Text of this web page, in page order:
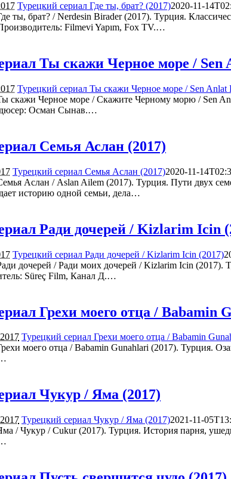
Турецкий сериал Где ты, брат? (2017)2020-11-
ты, брат? / Nerdesin Birader (2017). Турция.
Filmevi Yapım, Fox TV.…
Ты скажи Черное море / Sen
Турецкий сериал Ты скажи Черное море / Sen Anlat
скажи Черное море / Скажите Черному морю / Sen
Осман Сынав.…
Семья Аслан (2017)
Турецкий сериал Семья Аслан (2017)2020-11-
Аслан / Aslan Ailem (2017). Турция. Пути двух
историю одной семьи, дела…
Ради дочерей / Kizlarim Icin
Турецкий сериал Ради дочерей / Kizlarim Icin (2017)
дочерей / Ради моих дочерей / Kizlarim Icin (2017).
Süreç Film, Канал Д.…
Грехи моего отца / Babamin
Турецкий сериал Грехи моего отца / Babamin
моего отца / Babamin Gunahlari (2017). Турция.
Чукур / Яма (2017)
Турецкий сериал Чукур / Яма (2017)2021-11-
/ Чукур / Cukur (2017). Турция. История парня,